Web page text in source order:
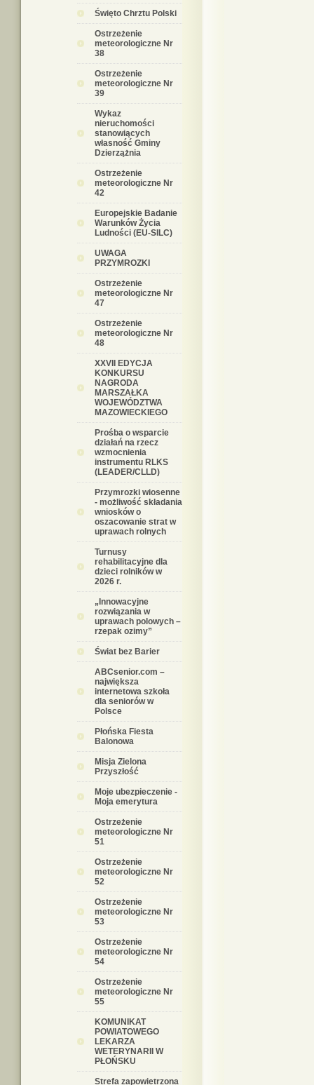
Święto Chrztu Polski
Ostrzeżenie
meteorologiczne Nr
38
Ostrzeżenie
meteorologiczne Nr
39
Wykaz
nieruchomości
stanowiących
własność Gminy
Dzierzążnia
Ostrzeżenie
meteorologiczne Nr
42
Europejskie Badanie
Warunków Życia
Ludności (EU-SILC)
UWAGA
PRZYMROZKI
Ostrzeżenie
meteorologiczne Nr
47
Ostrzeżenie
meteorologiczne Nr
48
XXVII EDYCJA
KONKURSU
NAGRODA
MARSZAŁKA
WOJEWÓDZTWA
MAZOWIECKIEGO
Prośba o wsparcie
działań na rzecz
wzmocnienia
instrumentu RLKS
(LEADER/CLLD)
Przymrozki wiosenne
- możliwość składania
wniosków o
oszacowanie strat w
uprawach rolnych
Turnusy
rehabilitacyjne dla
dzieci rolników w
2026 r.
„Innowacyjne
rozwiązania w
uprawach polowych –
rzepak ozimy”
Świat bez Barier
ABCsenior.com –
największa
internetowa szkoła
dla seniorów w
Polsce
Płońska Fiesta
Balonowa
Misja Zielona
Przyszłość
Moje ubezpieczenie -
Moja emerytura
Ostrzeżenie
meteorologiczne Nr
51
Ostrzeżenie
meteorologiczne Nr
52
Ostrzeżenie
meteorologiczne Nr
53
Ostrzeżenie
meteorologiczne Nr
54
Ostrzeżenie
meteorologiczne Nr
55
KOMUNIKAT
POWIATOWEGO
LEKARZA
WETERYNARII W
PŁOŃSKU
Strefa zapowietrzona